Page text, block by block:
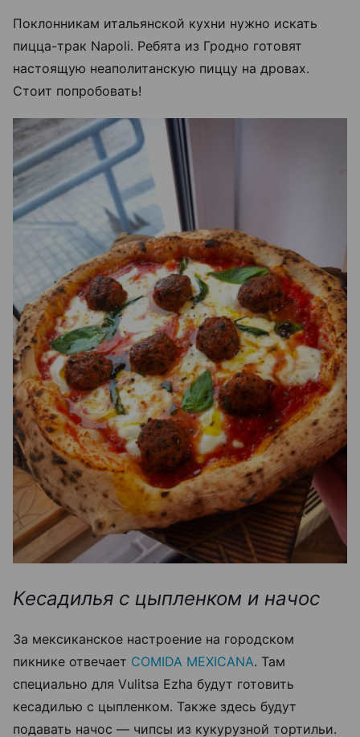
Поклонникам итальянской кухни нужно искать
пицца-трак Napoli. Ребята из Гродно готовят
настоящую неаполитанскую пиццу на дровах.
Стоит попробовать!
Кесадилья с цыпленком и начос
За мексиканское настроение на городском
пикнике отвечает COMIDA MEXICANA. Там
специально для Vulitsa Ezha будут готовить
кесадилью с цыпленком. Также здесь будут
подавать начос — чипсы из кукурузной тортильи.